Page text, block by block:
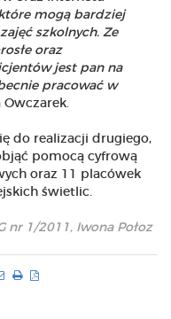
mogą bardziej
szkolnych. Ze
oraz
jest pan na
pracować w
do realizacji drugiego,
pomocą cyfrową
oraz 11 placówek
świetlic.
nr 1/2011, Iwona Połoz